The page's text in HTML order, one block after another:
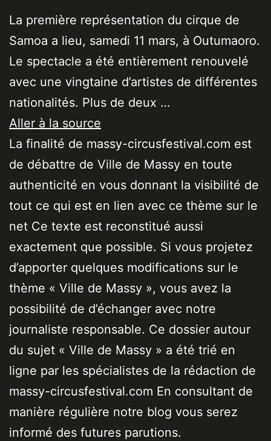
La première représentation du cirque de
Samoa a lieu, samedi 11 mars, à Outumaoro.
Le spectacle a été entièrement renouvelé
avec une vingtaine d’artistes de différentes
nationalités. Plus de deux …
Aller à la source
La finalité de massy-circusfestival.com est
de débattre de Ville de Massy en toute
authenticité en vous donnant la visibilité de
tout ce qui est en lien avec ce thème sur le
net Ce texte est reconstitué aussi
exactement que possible. Si vous projetez
d’apporter quelques modifications sur le
thème « Ville de Massy », vous avez la
possibilité de d’échanger avec notre
journaliste responsable. Ce dossier autour
du sujet « Ville de Massy » a été trié en
ligne par les spécialistes de la rédaction de
massy-circusfestival.com En consultant de
manière régulière notre blog vous serez
informé des futures parutions.